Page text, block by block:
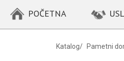
POČETNA
Katalog/ Pametni